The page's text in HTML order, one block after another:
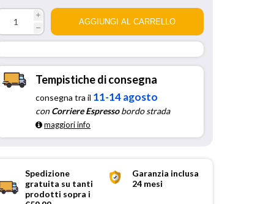
i
h
Tempistiche di consegna
consegna tra il 11-14 agosto
conCorriere Espressobordo strada
maggiori info
Spedizione
gratuita su tanti
prodotti sopra i
Garanzia inclusa
24 mesi